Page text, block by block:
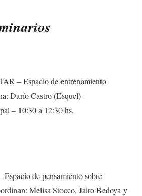
– Espacio de entrenamiento
Darío Castro (Esquel)
– 10:30 a 12:30 hs.
de pensamiento sobre
Melisa Stocco, Jairo Bedoya y